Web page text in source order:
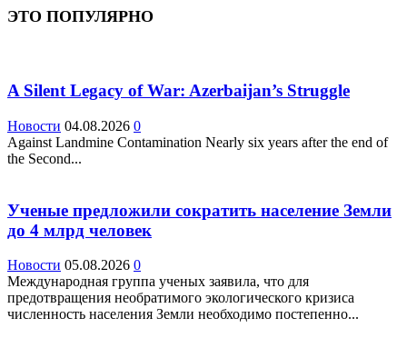
ЭТО ПОПУЛЯРНО
A Silent Legacy of War: Azerbaijan’s Struggle
Новости 04.08.2026 0
Against Landmine Contamination Nearly six years after the end of
the Second...
Ученые предложили сократить население Земли
до 4 млрд человек
Новости 05.08.2026 0
Международная группа ученых заявила, что для
предотвращения необратимого экологического кризиса
численность населения Земли необходимо постепенно...